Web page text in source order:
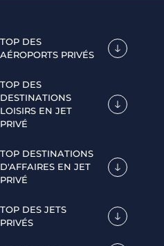
TOP DES
AÉROPORTS PRIVÉS
TOP DES
DESTINATIONS
LOISIRS EN JET
PRIVÉ
TOP DESTINATIONS
D'AFFAIRES EN JET
PRIVÉ
TOP DES JETS
PRIVÉS